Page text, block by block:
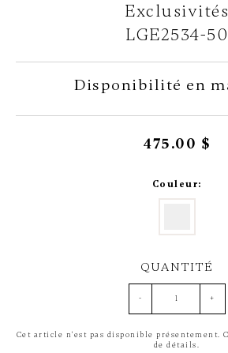
Exclusivités
LGE2534-50
Disponibilité en
475.00 $
Couleur:
QUANTITÉ
- +
Cet article n'est pas disponible présentement.
de détails.